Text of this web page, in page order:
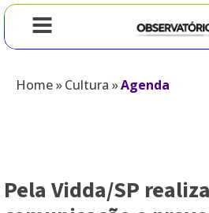
Home»Cultura »Agenda
Pela Vidda/SP